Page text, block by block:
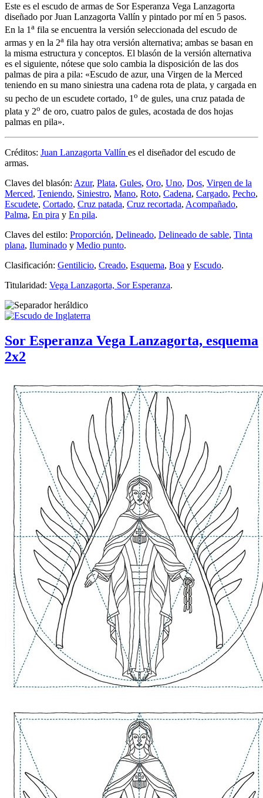
Este es el escudo de armas de Sor Esperanza Vega Lanzagorta
diseñado por Juan Lanzagorta Vallín y pintado por mí en 5 pasos.
En la 1 a fila se encuentra la versión seleccionada del escudo de
armas y en la 2a fila hay otra versión alternativa; ambas se basan en
la misma estructura y conceptos. El blasón de la versión alternativa
es el siguiente, nótese que solo cambia la disposición de las dos
palmas de pira a pila: «Escudo de azur, una Virgen de la Merced
teniendo en su mano siniestra una cadena rota de plata, y cargada en
su pecho de un escudete cortado, 1 o de gules, una cruz patada de
plata y 2o de oro, cuatro palos de gules, acostada de dos hojas
palmas en pila».
Créditos: Juan Lanzagorta Vallín es el diseñador del escudo de
armas.
Claves del blasón: Azur, Plata, Gules, Oro, Uno, Dos, Virgen de la
Merced, Teniendo, Siniestro, Mano, Roto, Cadena, Cargado, Pecho,
Escudete, Cortado, Cruz patada, Cruz recortada, Acompañado,
Palma, En pira y En pila.
Claves del estilo: Proporción, Delineado, Delineado de sable, Tinta
plana, Iluminado y Medio punto.
Clasificación: Gentilicio, Creado, Esquema, Boa y Escudo.
Titularidad: Vega Lanzagorta, Sor Esperanza.
Sor Esperanza Vega Lanzagorta, esquema
2x2